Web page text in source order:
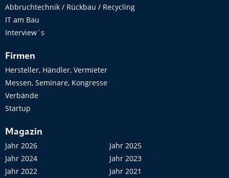
Abbruchtechnik / Rückbau / Recycling
IT am Bau
Interview´s
Firmen
Hersteller, Händler, Vermieter
Messen, Seminare, Kongresse
Verbände
Startup
Magazin
Jahr 2026
Jahr 2025
Jahr 2024
Jahr 2023
Jahr 2022
Jahr 2021